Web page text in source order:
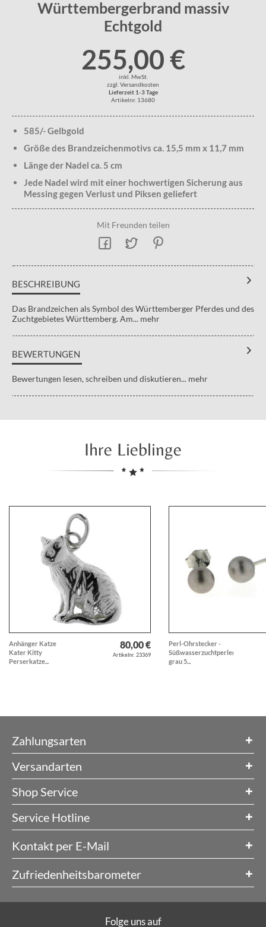
Württembergerbrand massiv
Echtgold
255,00 €
inkl. MwSt.
zzgl. Versandkosten
Lieferzeit 1-3 Tage
Artikelnr. 13680
585/- Gelbgold
Größe des Brandzeichenmotivs ca. 15,5 mm x 11,7 mm
Länge der Nadel ca. 5 cm
Jede Nadel wird mit einer hochwertigen Sicherung aus
Messing gegen Verlust und Piksen geliefert
Mit Freunden teilen
BESCHREIBUNG
Das Brandzeichen als Symbol des Württemberger Pferdes und des
Zuchtgebietes Württemberg. Am... mehr
BEWERTUNGEN
Bewertungen lesen, schreiben und diskutieren... mehr
Ihre Lieblinge
Anhänger Katze
Kater Kitty
Perserkatze...
80,00 €
Artikelnr. 23369
Perl-Ohrstecker -
Süßwasserzuchtperlen
grau 5...
Zahlungsarten
Versandarten
Shop Service
Service Hotline
Kontakt per E-Mail
Zufriedenheitsbarometer
Folge uns auf